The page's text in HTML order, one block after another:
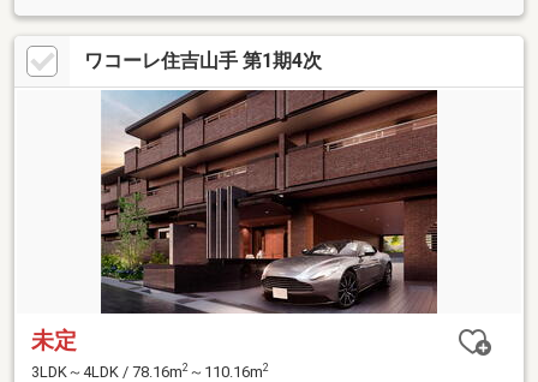
ワコーレ住吉山手 第1期4次
未定
3LDK～4LDK / 78.16m2 ～110.16m2